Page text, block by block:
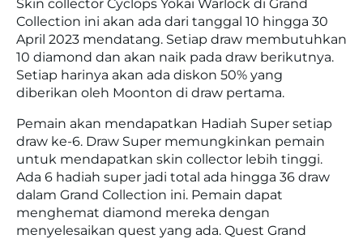
Skin collector Cyclops Yokai Warlock di Grand
Collection ini akan ada dari tanggal 10 hingga 30
April 2023 mendatang. Setiap draw membutuhkan
10 diamond dan akan naik pada draw berikutnya.
Setiap harinya akan ada diskon 50% yang
diberikan oleh Moonton di draw pertama.
Pemain akan mendapatkan Hadiah Super setiap
draw ke-6. Draw Super memungkinkan pemain
untuk mendapatkan skin collector lebih tinggi.
Ada 6 hadiah super jadi total ada hingga 36 draw
dalam Grand Collection ini. Pemain dapat
menghemat diamond mereka dengan
menyelesaikan quest yang ada. Quest Grand